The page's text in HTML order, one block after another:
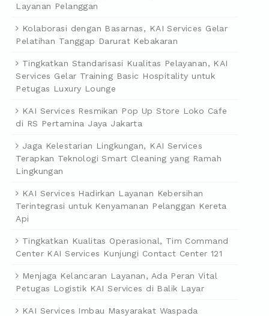
Layanan Pelanggan
Kolaborasi dengan Basarnas, KAI Services Gelar
Pelatihan Tanggap Darurat Kebakaran
Tingkatkan Standarisasi Kualitas Pelayanan, KAI
Services Gelar Training Basic Hospitality untuk
Petugas Luxury Lounge
KAI Services Resmikan Pop Up Store Loko Cafe
di RS Pertamina Jaya Jakarta
Jaga Kelestarian Lingkungan, KAI Services
Terapkan Teknologi Smart Cleaning yang Ramah
Lingkungan
KAI Services Hadirkan Layanan Kebersihan
Terintegrasi untuk Kenyamanan Pelanggan Kereta
Api
Tingkatkan Kualitas Operasional, Tim Command
Center KAI Services Kunjungi Contact Center 121
Menjaga Kelancaran Layanan, Ada Peran Vital
Petugas Logistik KAI Services di Balik Layar
KAI Services Imbau Masyarakat Waspada